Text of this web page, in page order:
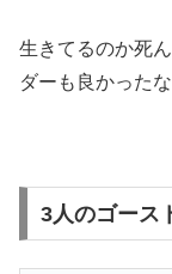
生きてるのか死
ダーも良かったな
3人のゴース